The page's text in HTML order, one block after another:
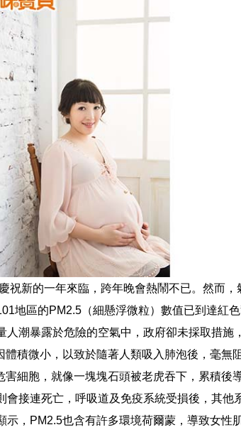
祝新的一年來臨，跨年晚會熱鬧不已。然而，
地區的PM2.5（細懸浮微粒）數值已到達紅
人潮暴露於危險的空氣中，政府卻未採取措施
積微小，以致於隨著人類吸入肺泡後，毫無
細胞，就像一塊塊石頭被老虎吞下，累積後
會接連死亡，呼吸道及免疫系統受損後，其他
，PM2.5也含有許多環境荷爾蒙，導致女性